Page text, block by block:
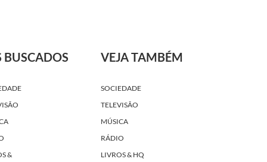
BUSCADOS
&
VEJA TAMBÉM
SOCIEDADE
TELEVISÃO
MÚSICA
RÁDIO
LIVROS & HQ